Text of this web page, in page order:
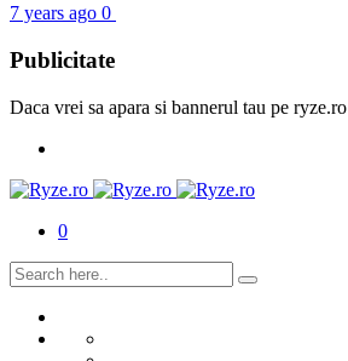
7 years ago 0
Publicitate
Daca vrei sa apara si bannerul tau pe ryze.ro
0